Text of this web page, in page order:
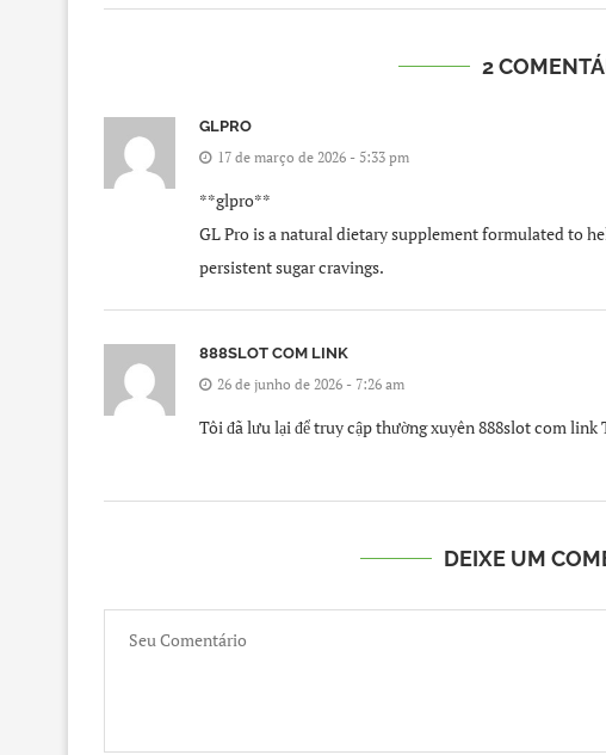
2
GLPRO
17 de março de 2026 - 5:33 pm
**glpro**
GL Pro is a natural dietary supplement formulated to
persistent sugar cravings.
888SLOT COM LINK
26 de junho de 2026 - 7:26 am
Tôi đã lưu lại để truy cập thường xuyên 888slot com link
DEIXE UM